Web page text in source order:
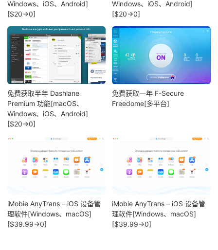
Windows、iOS、Android]
[$20→0]
Windows、iOS、Android]
[$20→0]
免费获取半年 Dashlane
Premium 功能[macOS、
Windows、iOS、Android]
[$20→0]
免费获取一年 F-Secure
Freedome[多平台]
iMobie AnyTrans – iOS 设备管
理软件[Windows、macOS]
[$39.99→0]
iMobie AnyTrans – iOS 设备管
理软件[Windows、macOS]
[$39.99→0]